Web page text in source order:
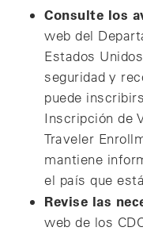
Consulte los
web del
Estados
seguridad y
puede
Inscripción de
Traveler
mantiene
el país que
Revise las
web de los